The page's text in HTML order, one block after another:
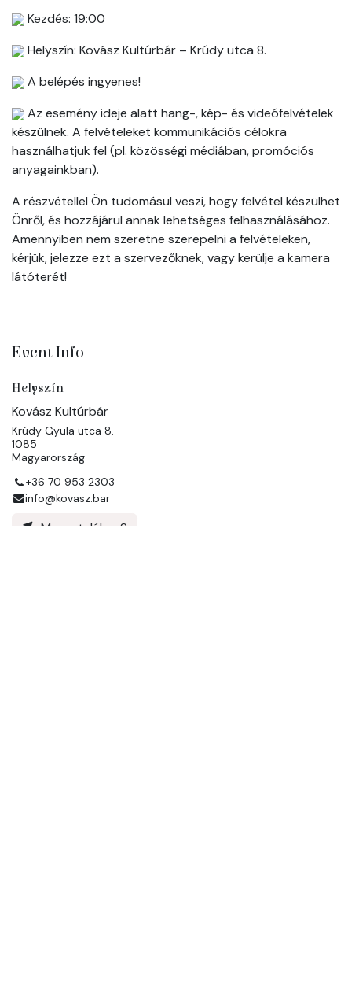
Kezdés: 19:00
Helyszín: Kovász Kultúrbár – Krúdy utca 8.
A belépés ingyenes!
Az esemény ideje alatt hang-, kép- és videófelvételek
készülnek. A felvételeket kommunikációs célokra
használhatjuk fel (pl. közösségi médiában, promóciós
anyagainkban).
A részvétellel Ön tudomásul veszi, hogy felvétel készülhet
Önről, és hozzájárul annak lehetséges felhasználásához.
Amennyiben nem szeretne szerepelni a felvételeken,
kérjük, jelezze ezt a szervezőknek, vagy kerülje a kamera
látóterét!
Event Info
Helyszín
Kovász Kultúrbár
Krúdy Gyula utca 8.
1085
Magyarország
+36 70 953 2303
info@kovasz.bar
Merre találom?